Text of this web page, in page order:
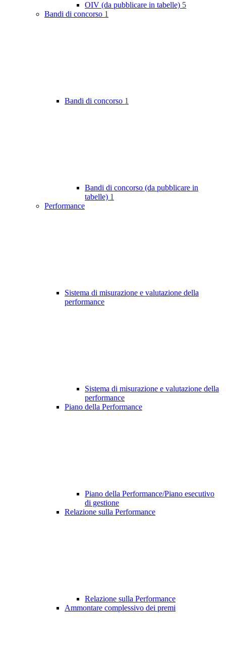
OIV (da pubblicare in tabelle) 5
Bandi di concorso 1
Bandi di concorso 1
Bandi di concorso (da pubblicare in
tabelle) 1
Performance
Sistema di misurazione e valutazione della
performance
Sistema di misurazione e valutazione della
performance
Piano della Performance
Piano della Performance/Piano esecutivo
di gestione
Relazione sulla Performance
Relazione sulla Performance
Ammontare complessivo dei premi